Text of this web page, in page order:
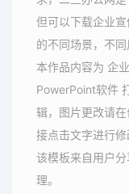
但可以下载企业
的不同场景，不同
本作品内容为 企
PowerPoint软件
辑，图片更改请
接点击文字进行修
该模板来自用户
理。